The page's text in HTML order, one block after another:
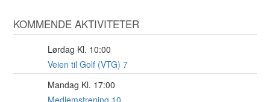
KOMMENDE AKTIVITETER
Lørdag Kl. 10:00
Veien til Golf (VTG) 7
Mandag Kl. 17:00